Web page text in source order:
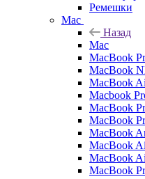
Ремешки
Mac
Назад
Mac
MacBook
MacBook
MacBook
Macbook
MacBook
MacBook
MacBook
MacBook
MacBook
MacBook